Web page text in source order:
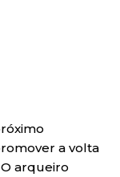
a volta
arqueiro